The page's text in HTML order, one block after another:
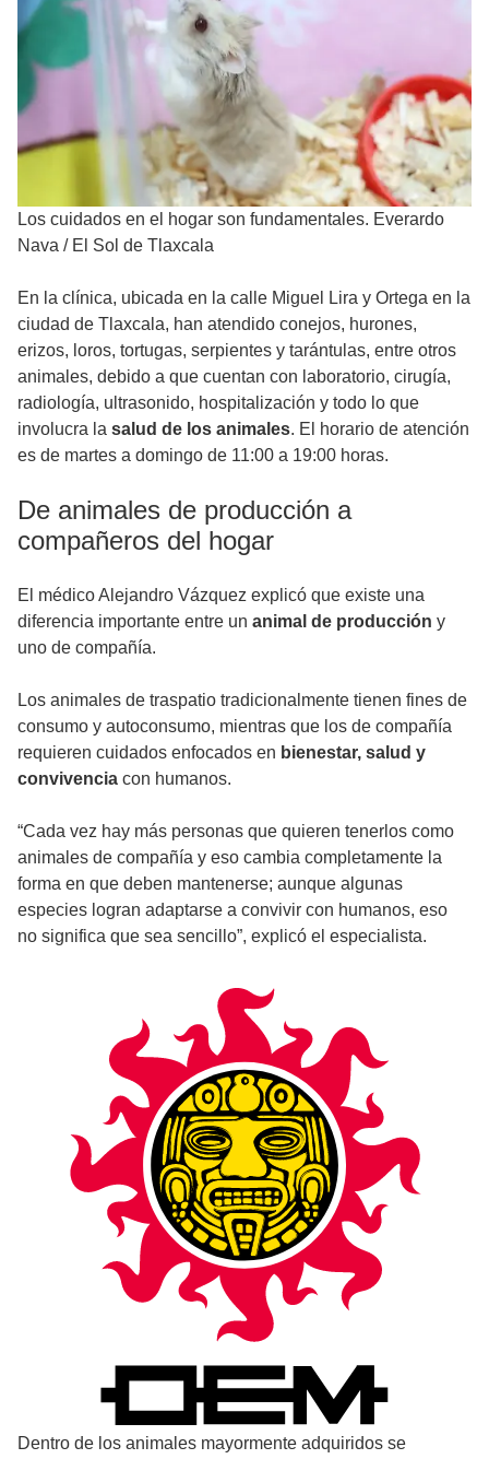
Los cuidados en el hogar son fundamentales. Everardo
Nava / El Sol de Tlaxcala
En la clínica, ubicada en la calle Miguel Lira y Ortega en la
ciudad de Tlaxcala, han atendido conejos, hurones,
erizos, loros, tortugas, serpientes y tarántulas, entre otros
animales, debido a que cuentan con laboratorio, cirugía,
radiología, ultrasonido, hospitalización y todo lo que
involucra la salud de los animales. El horario de atención
es de martes a domingo de 11:00 a 19:00 horas.
De animales de producción a
compañeros del hogar
El médico Alejandro Vázquez explicó que existe una
diferencia importante entre un animal de producción y
uno de compañía.
Los animales de traspatio tradicionalmente tienen fines de
consumo y autoconsumo, mientras que los de compañía
requieren cuidados enfocados en bienestar, salud y
convivencia con humanos.
“Cada vez hay más personas que quieren tenerlos como
animales de compañía y eso cambia completamente la
forma en que deben mantenerse; aunque algunas
especies logran adaptarse a convivir con humanos, eso
no significa que sea sencillo”, explicó el especialista.
Dentro de los animales mayormente adquiridos se